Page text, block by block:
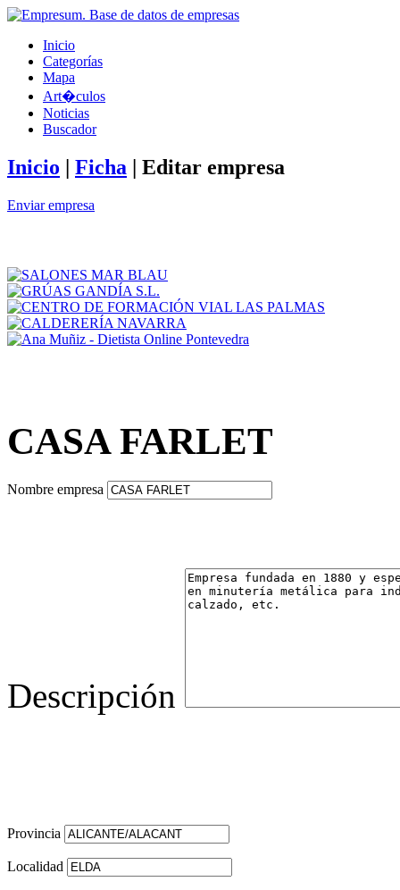
Inicio
Categorías
Mapa
Art�culos
Noticias
Buscador
Inicio | Ficha | Editar empresa
Enviar empresa
CASA FARLET
Nombre empresa
Descripción
Provincia
Localidad